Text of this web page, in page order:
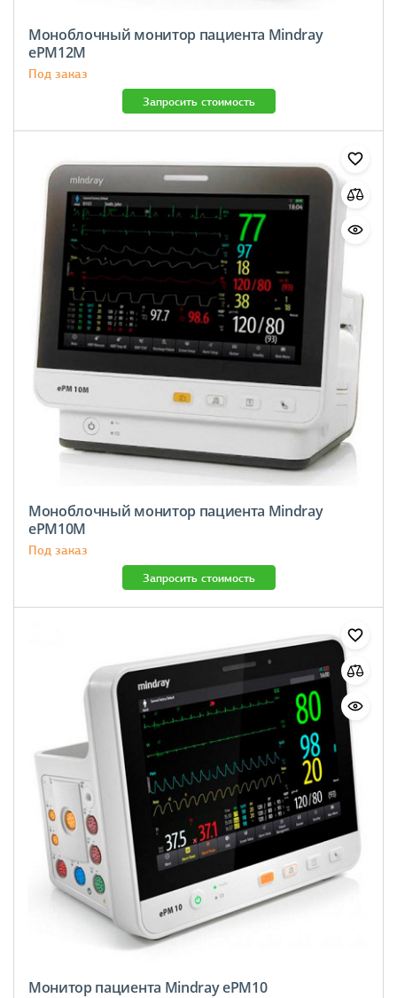
Моноблочный монитор пациента Mindray
ePM12M
Под заказ
Запросить стоимость
Моноблочный монитор пациента Mindray
ePM10M
Под заказ
Запросить стоимость
Монитор пациента Mindray ePM10